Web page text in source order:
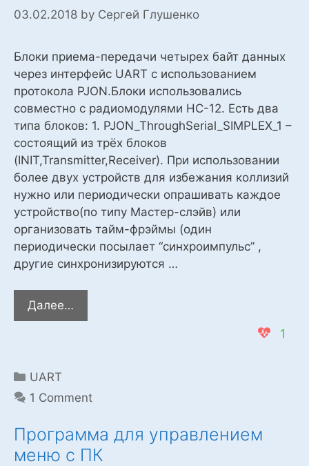
03.02.2018 by Сергей Глушенко
Блоки приема-передачи четырех байт данных
через интерфейс UART с использованием
протокола PJON.Блоки использовались
совместно с радиомодулями HC-12. Есть два
типа блоков: 1. PJON_ThroughSerial_SIMPLEX_1 –
состоящий из трёх блоков
(INIT,Transmitter,Receiver). При использовании
более двух устройств для избежания коллизий
нужно или периодически опрашивать каждое
устройство(по типу Мастер-слэйв) или
организовать тайм-фрэймы (один
периодически посылает “синхроимпульс” ,
другие синхронизируются …
Далее…
protocol
через
1
Categories
UART
1 Comment
Программа для управлением
меню с ПК